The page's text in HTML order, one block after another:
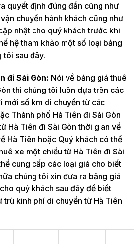
quyết định đúng đắn cũng như
chuyển hành khách cũng như
nhật cho quý khách trước khi
hệ tham khảo một số loại bảng
tôi sau đây.
đi Sài Gòn: Nói về bảng giá thuê
thì chúng tôi luôn dựa trên các
mới số km di chuyển từ các
Thành phố Hà Tiên đi Sài Gòn
Hà Tiên đi Sài Gòn thời gian về
Hà Tiên hoặc Quý khách có thể
xe một chiều từ Hà Tiên đi Sài
cung cấp các loại giá cho biết
chúng tôi xin đưa ra bảng giá
quý khách sau đây để biết
trù kinh phí di chuyển từ Hà Tiên